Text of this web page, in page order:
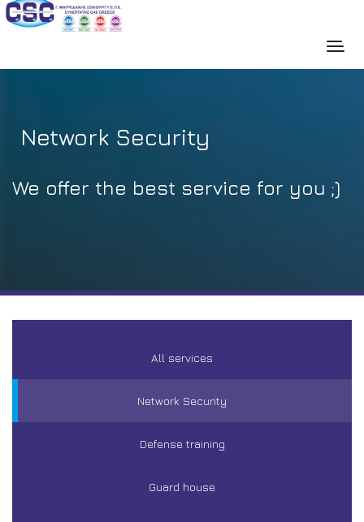
Network Security
We offer the best service for you ;)
All services
Network Security
Defense training
Guard house